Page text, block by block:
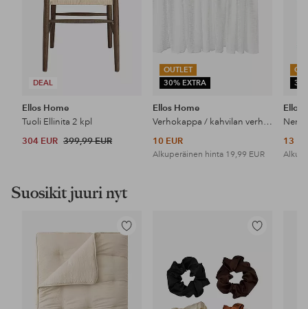
DEAL
Ellos Home
Tuoli Ellinita 2 kpl
304 EUR 399,99 EUR
OUTLET
30% EXTRA
Ellos Home
Verhokappa / kahvilan verho Edda
10 EUR
Alkuperäinen hinta 19,99 EUR
Ellos
13
Suosikit juuri nyt
Lisää
Lisää